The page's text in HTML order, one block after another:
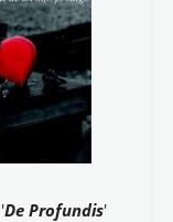
De Profundis'